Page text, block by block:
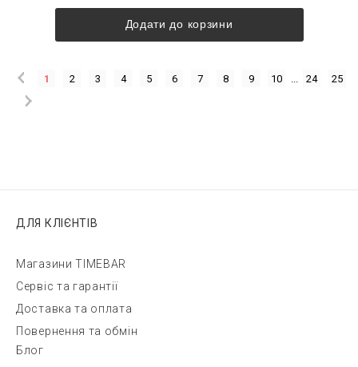
Додати до корзини
1 2 3 4 5 6 7 8 9 10 24 25
ДЛЯ КЛІЄНТІВ
Магазини TIMEBAR
Сервіс та гарантії
Доставка та оплата
Повернення та обмін
Блог